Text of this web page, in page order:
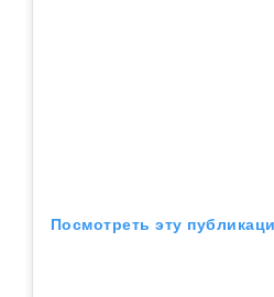
Посмотреть эту